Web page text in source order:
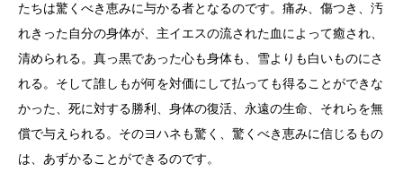
たちは驚くべき恵みに与かる者となるのです。痛み、傷つき、汚
れきった自分の身体が、主イエスの流された血によって癒され、
清められる。真っ黒であった心も身体も、雪よりも白いものにさ
れる。そして誰しもが何を対価にして払っても得ることができな
かった、死に対する勝利、身体の復活、永遠の生命、それらを無
償で与えられる。そのヨハネも驚く、驚くべき恵みに信じるもの
は、あずかることができるのです。